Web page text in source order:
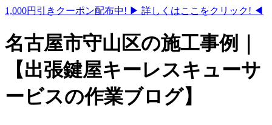
1,000円引きクーポン配布中! ▶ 詳しくはここをクリック! ◀
名古屋市守山区の施工事例｜
【出張鍵屋キーレスキューサ
ービスの作業ブログ】